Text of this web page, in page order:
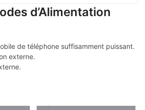
d’Alimentation
de téléphone suffisamment puissant.
externe.